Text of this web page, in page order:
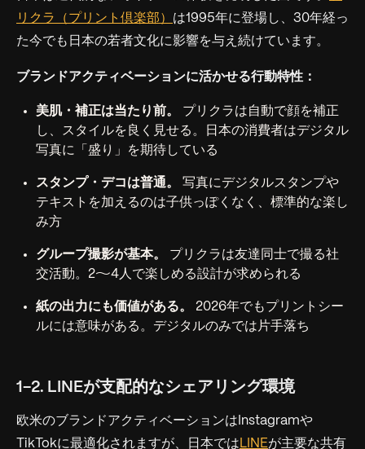
リクラ（プリント倶楽部） は1995年に登場し、30年経っ
た今でも日本の若者文化に影響を与え続けています。
ブランドアクティベーションに活かせる行動特性：
美肌・補正は当たり前。
プリクラは自動で顔を補正
し、スタイルを良く見せる。日本の消費者はデジタル
写真に「盛り」を期待している
スタンプ・デコは普通。
写真にデジタルスタンプや
テキストを加えるのは子供っぽくなく、標準的な楽し
み方
グループ撮影が基本。
プリクラは友達同士で撮る社
交活動。2〜4人で楽しめる設計が求められる
紙の出力にも価値がある。
2026年でもプリントシー
ルには意味がある。デジタルのみでは片手落ち
1-2. LINEが支配的なシェアリング環境
欧米のブランドアクティベーションはInstagramや
TikTokに最適化されますが、日本では LINEが主要な共有